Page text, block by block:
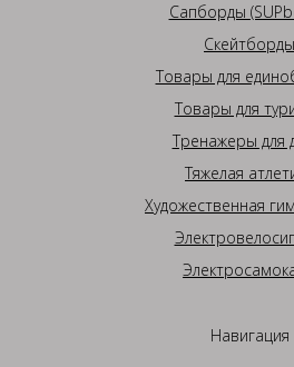
Сапборды
Скейтборды
Товары для
Товары для
Тренажеры для
Тяжелая
Художественная
Навигация